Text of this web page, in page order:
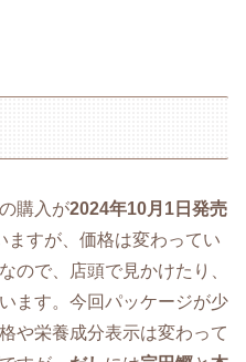
購入が2024年10月1日発売
ますが、価格は変わってい
なので、店頭で見かけたり、
ます。今回パッケージが少
や栄養成分表示は変わって